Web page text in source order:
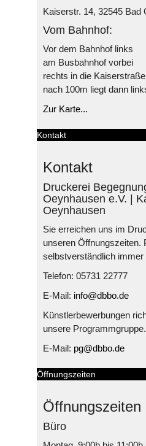
Kaiserstr. 14, 32545 Bad
Vom Bahnhof:
Vor dem Bahnhof links
am Busbahnhof vorbei
rechts in die Kaiserstraße
nach 100m liegt dann
Zur Karte...
Kontakt
Kontakt
Druckerei
Oeynhausen e.V. |
Oeynhausen
Sie erreichen uns im
unseren Öffnungszeiten.
selbstverständlich immer
Telefon: 05731 22777
E-Mail: info@dbbo.de
Künstlerbewerbungen
unsere Programmgruppe.
E-Mail: pg@dbbo.de
Öffnungszeiten
Öffnungszeiten
Büro